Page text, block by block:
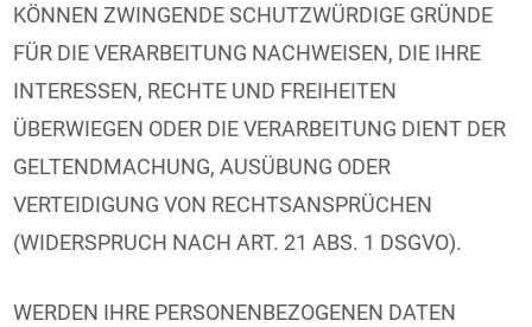
KÖNNEN ZWINGENDE SCHUTZWÜRDIGE GRÜNDE
FÜR DIE VERARBEITUNG NACHWEISEN, DIE IHRE
INTERESSEN, RECHTE UND FREIHEITEN
ÜBERWIEGEN ODER DIE VERARBEITUNG DIENT DER
GELTENDMACHUNG, AUSÜBUNG ODER
VERTEIDIGUNG VON RECHTSANSPRÜCHEN
(WIDERSPRUCH NACH ART. 21 ABS. 1 DSGVO).
WERDEN IHRE PERSONENBEZOGENEN DATEN